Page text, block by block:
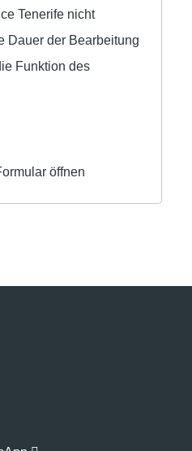
Tenerife nicht
Dauer der Bearbeitung
Funktion des
öffnen